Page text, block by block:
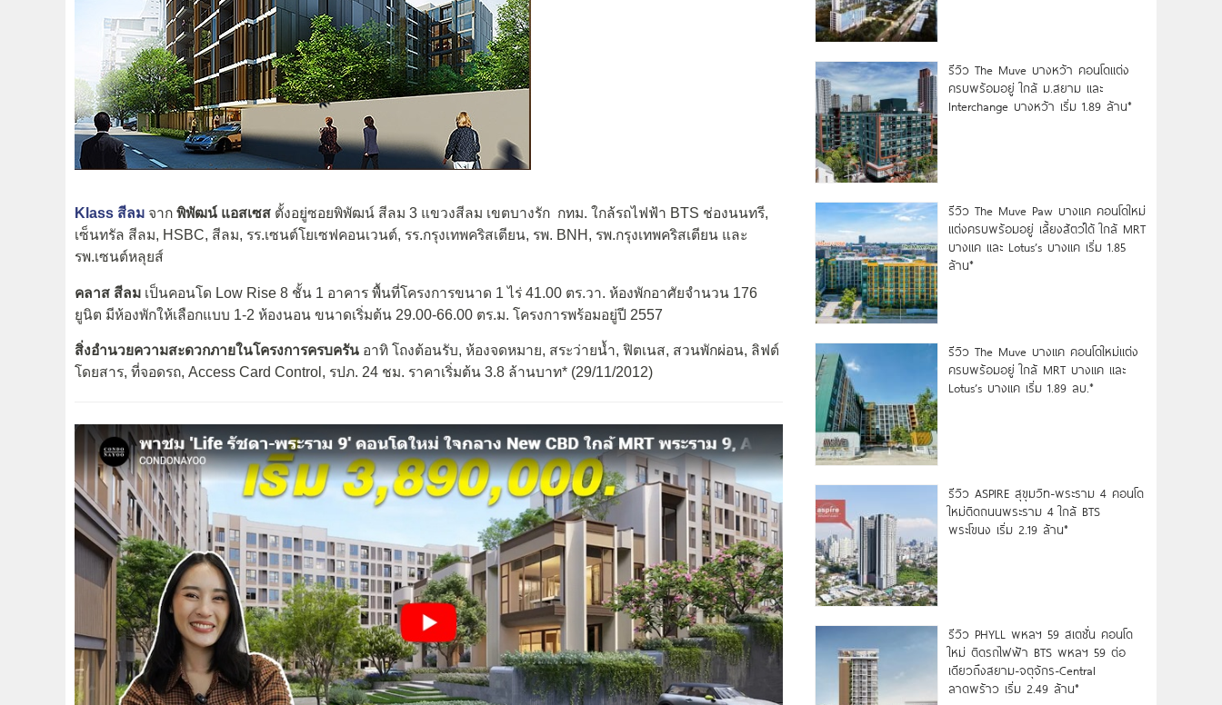
Klass สีลม จาก พิพัฒน์ แอสเซส ตั้งอยู่ซอยพิพัฒน์ สีลม 3 แขวงสีลม เขตบางรัก กทม. ใกล้รถไฟฟ้า BTS ช่องนนทรี,
เซ็นทรัล สีลม, HSBC, สีลม, รร.เซนต์โยเซฟคอนเวนต์, รร.กรุงเทพคริสเตียน, รพ. BNH, รพ.กรุงเทพคริสเตียน และ
รพ.เซนต์หลุยส์
คลาส สีลม เป็นคอนโด Low Rise 8 ชั้น 1 อาคาร พื้นที่โครงการขนาด 1 ไร่ 41.00 ตร.วา. ห้องพักอาศัยจำนวน 176
ยูนิต มีห้องพักให้เลือกแบบ 1-2 ห้องนอน ขนาดเริ่มต้น 29.00-66.00 ตร.ม. โครงการพร้อมอยู่ปี 2557
สิ่งอำนวยความสะดวกภายในโครงการครบครัน อาทิ โถงต้อนรับ, ห้องจดหมาย, สระว่ายน้ำ, ฟิตเนส, สวนพักผ่อน, ลิฟต์
โดยสาร, ที่จอดรถ, Access Card Control, รปภ. 24 ชม. ราคาเริ่มต้น 3.8 ล้านบาท* (29/11/2012)
รีวิว The Muve บางหว้า คอนโดแต่ง
ครบพร้อมอยู่ ใกล้ ม.สยาม และ
Interchange บางหว้า เริ่ม 1.89 ล้าน*
รีวิว The Muve Paw บางแค คอนโดใหม่
แต่งครบพร้อมอยู่ เลี้ยงสัตว์ได้ ใกล้ MRT
บางแค และ Lotus’s บางแค เริ่ม 1.85
ล้าน*
รีวิว The Muve บางแค คอนโดใหม่แต่ง
ครบพร้อมอยู่ ใกล้ MRT บางแค และ
Lotus’s บางแค เริ่ม 1.89 ลบ.*
รีวิว ASPIRE สุขุมวิท-พระราม 4 คอนโด
ใหม่ติดถนนพระราม 4 ใกล้ BTS
พระโขนง เริ่ม 2.19 ล้าน*
รีวิว PHYLL พหลฯ 59 สเตชั่น คอนโด
ใหม่ ติดรถไฟฟ้า BTS พหลฯ 59 ต่อ
เดียวถึงสยาม-จตุจักร-Central
ลาดพร้าว เริ่ม 2.49 ล้าน*